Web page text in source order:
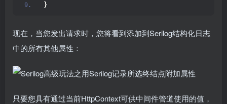
}
现在，当您发出请求时，您将看到添加到Serilog结构化日志
中的所有其他属性：
只要您具有通过当前HttpContext可供中间件管道使用的值，